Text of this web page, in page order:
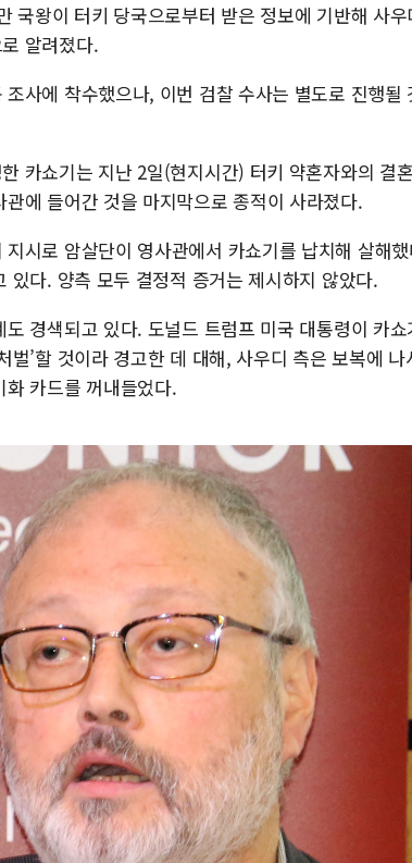
국왕이 터키 당국으로부터 받은 정보에 기반해 사
알려졌다.
사에 착수했으나, 이번 검찰 수사는 별도로 진행될
카쇼기는 지난 2일(현지시간) 터키 약혼자와의 결
에 들어간 것을 마지막으로 종적이 사라졌다.
시로 암살단이 영사관에서 카쇼기를 납치해 살해
있다. 양측 모두 결정적 증거는 제시하지 않았다.
경색되고 있다. 도널드 트럼프 미국 대통령이 카
벌’할 것이라 경고한 데 대해, 사우디 측은 보복에 나
카드를 꺼내들었다.